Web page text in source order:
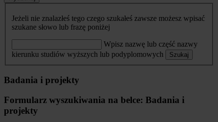
Jeżeli nie znalazłeś tego czego szukałeś zawsze możesz wpisać
szukane słowo lub frazę poniżej
Wpisz nazwę lub część nazwy
kierunku studiów wyższych lub podyplomowych
Szukaj
Badania i projekty
Formularz wyszukiwania na belce: Badania i
projekty